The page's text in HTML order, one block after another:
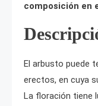
composición en
El arbusto puede
erectos, en cuya
La floración tiene